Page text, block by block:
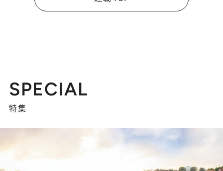
SPECIAL
特集